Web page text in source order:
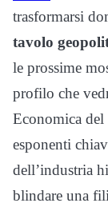
trasformarsi
tavolo
le prossime
profilo che
Economica
esponenti
dell’industria
blindare una